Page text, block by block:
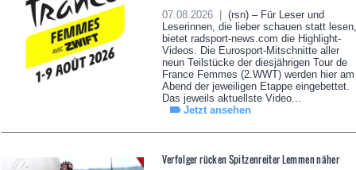
07.08.2026 |
(rsn) – Für Leser und
Leserinnen, die lieber schauen statt lesen,
bietet radsport-news.com die Highlight-
Videos. Die Eurosport-Mitschnitte aller
neun Teilstücke der diesjährigen Tour de
France Femmes (2.WWT) werden hier am
Abend der jeweiligen Etappe eingebettet.
Das jeweils aktuellste Video...
Jetzt ansehen
Verfolger rücken Spitzenreiter Lemmen näher